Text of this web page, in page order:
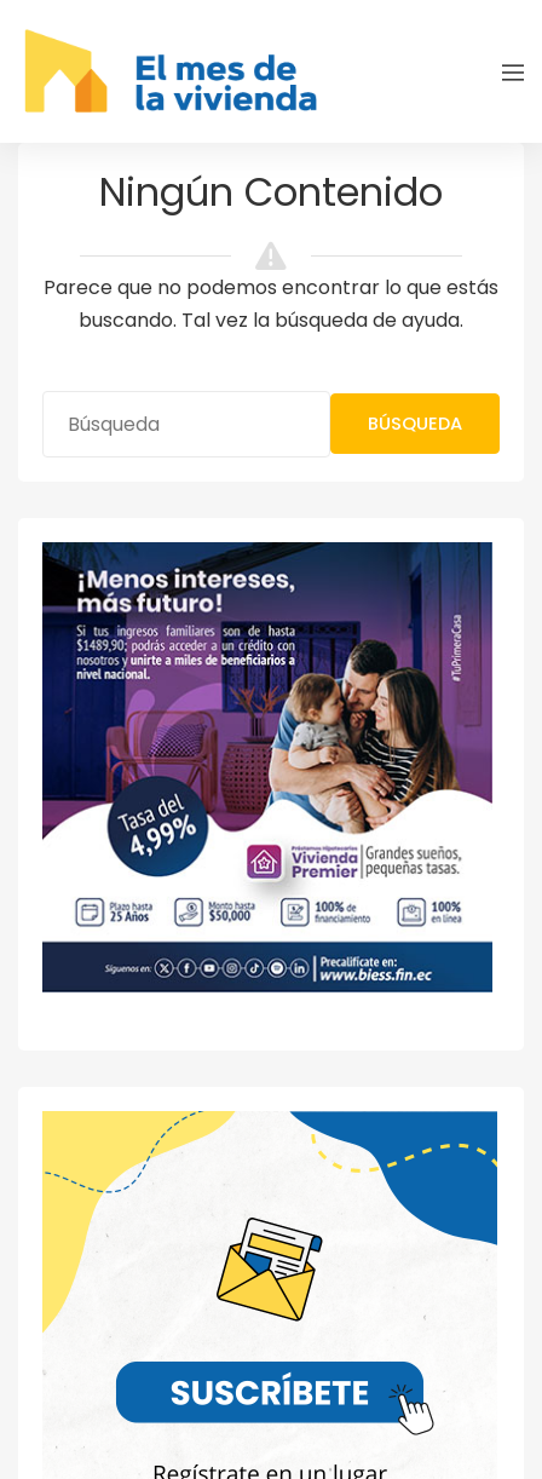
Ningún Contenido
Parece que no podemos encontrar lo que estás
buscando. Tal vez la búsqueda de ayuda.
BÚSQUEDA